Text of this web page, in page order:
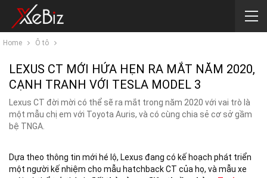
Home Ô tô
LEXUS CT MỚI HỨA HẸN RA MẮT NĂM 2020,
CẠNH TRANH VỚI TESLA MODEL 3
Lexus CT đời mời có thể sẽ ra mắt trong năm 2020 với vai trò là
một mẫu chị em với Toyota Auris, và có cùng chia sẻ cơ sở gầm
bệ TNGA.
Dựa theo thông tin mới hé lộ, Lexus đang có kế hoạch phát triển
một người kế nhiệm cho mẫu hatchback CT của họ, và mẫu xe